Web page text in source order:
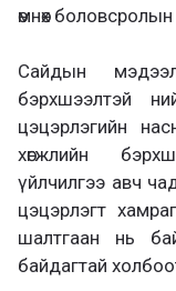
өмнөх
Сайдын
бэрхшээлтэй
цэцэрлэгийн
хөгжлийн
үйлчилгээ авч
цэцэрлэгт
шалтгаан нь
байдагтай